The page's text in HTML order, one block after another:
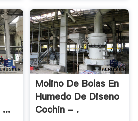
...
Molino De Bolas En
Humedo De Diseno
Cochin - .